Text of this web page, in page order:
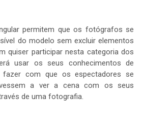
permitem que os fotógrafos se
do modelo sem excluir elementos
quiser participar nesta categoria dos
usar os seus conhecimentos de
com que os espectadores se
a ver a cena com os seus
de uma fotografia.